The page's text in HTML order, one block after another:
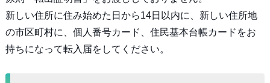
新しい住所に住み始めた日から14日以内に、新しい住所地
の市区町村に、個人番号カード、住民基本台帳カードをお
持ちになって転入届をしてください。